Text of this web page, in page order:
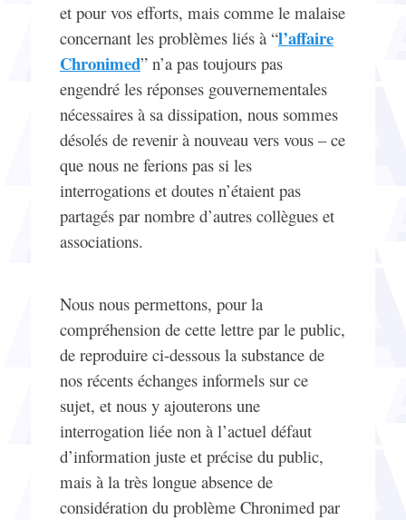
et pour vos efforts, mais comme le malaise
concernant les problèmes liés à “l’affaire
Chronimed” n’a pas toujours pas
engendré les réponses gouvernementales
nécessaires à sa dissipation, nous sommes
désolés de revenir à nouveau vers vous – ce
que nous ne ferions pas si les
interrogations et doutes n’étaient pas
partagés par nombre d’autres collègues et
associations.
Nous nous permettons, pour la
compréhension de cette lettre par le public,
de reproduire ci-dessous la substance de
nos récents échanges informels sur ce
sujet, et nous y ajouterons une
interrogation liée non à l’actuel défaut
d’information juste et précise du public,
mais à la très longue absence de
considération du problème Chronimed par